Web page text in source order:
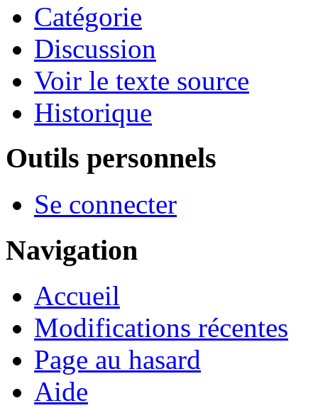
Catégorie
Discussion
Voir le texte source
Historique
Outils personnels
Se connecter
Navigation
Accueil
Modifications récentes
Page au hasard
Aide